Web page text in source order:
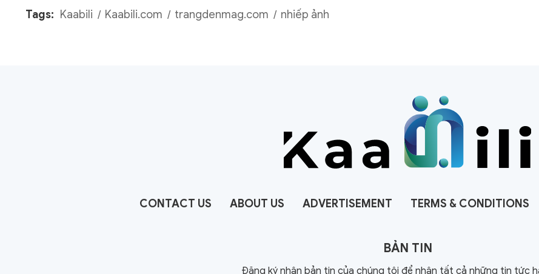
Tags: Kaabili Kaabili.com trangdenmag.com nhiếp ảnh
CONTACT US ABOUT US ADVERTISEMENT TERMS & CONDITIONS
BẢN TIN
Đăng ký nhận bản tin của chúng tôi để nhận tất cả những tin tức